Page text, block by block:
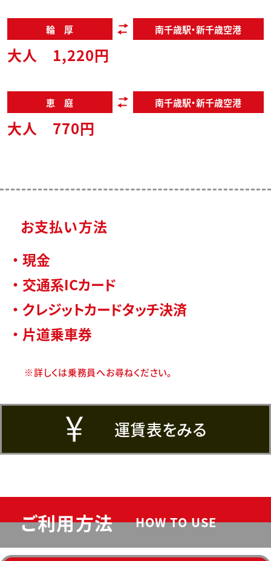
輪 厚 南千歳駅・新千歳空港
大人 1,220円
恵 庭 南千歳駅・新千歳空港
大人 770円
お支払い方法
・ 現金
・ 交通系ICカード
・ クレジットカードタッチ決済
・ 片道乗車券
※詳しくは乗務員へお尋ねください。
運賃表をみる
ご利用方法 HOW TO USE